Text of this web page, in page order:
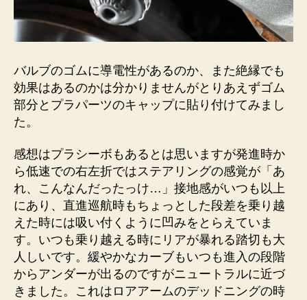
バルブのゴムに導電性があるのか、また絶縁でも
効果はあるのかは分かりませんがとりあえずゴム
部分とプラパーツのキャップに貼り付けてみまし
た。
感想はプラシーボもあるとは思いますが発進時か
ら低速での右左折ではステアリングの感覚が「あ
れ、こんなんだったっけ…」接地感がいつも以上
にあり、直進巡航時もちょっとした段差を乗り越
えた時には吸い付くように凹みをとらえていま
す。いつも乗り越える時にリアが暴れる踏切も大
人しいです。緩やかなカーブもいつも進入の段階
からアンダーが出るのですがニュートラルに近づ
きました。これはロアアームのデッドニングの時